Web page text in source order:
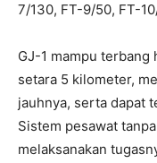
7/130, FT-9/50, FT-
GJ-1 mampu terbang
setara 5 kilometer,
jauhnya, serta dapat
Sistem pesawat
melaksanakan